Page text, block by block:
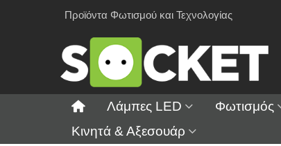
Προϊόντα Φωτισμού και Τεχνολογίας
Λάμπες LED Φωτισμός
Κινητά & Αξεσουάρ